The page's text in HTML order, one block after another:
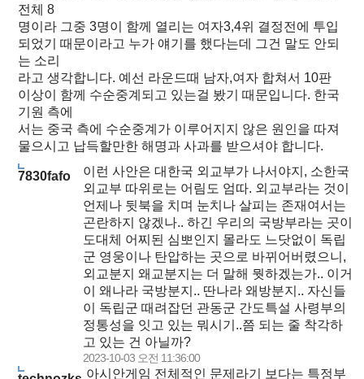
전체 8
명이라 그중 3명이 함께 열리는 여자3,4위 결정전에 투입
되었기 때문이라고 누가 얘기를 했다는데 그건 말도 안되
는 소리
라고 생각합니다. 예선 라운드때 남자,여자 합쳐서 10판
이상이 함께 수순중계되고 있는걸 봤기 때문입니다. 한국
기원 측에
서는 중국 측에 수순중계가 이루어지지 않은 원인을 따져
물으시고 납득할만한 해명과 사과를 받으셔야 합니다.
7830fafo
이런 사안은 대한국 외교부가 나서야지, 소한국
외교부 따위로는 어림도 엄따. 외교부라는 것이
언제나 뒷북을 치며 눈치나 살피는 존재여서는
곤란하지 않겠나.. 하긴 우리의 국방부라는 곳이
도대체 어찌된 심뽀인지 몰라도 느닷없이 독립
군 영웅이나 탄압하는 곳으로 바뀌어버렸으니,
외교분지 왜교분지는 더 말해 뭣하겠는가.. 이거
이 왜나라 국방분지.. 딴나라 왜방분지.. 자신들
이 독립군 때려잡던 관동군 간도특설 사령부의
정통성을 잇고 있는 뭐시기..쯤 되는 줄 착각하
고 있는 건 아닐까?
2023-10-03 오전 11:36:00
아시안게임 전체적인 문제라기 보다는 특정부